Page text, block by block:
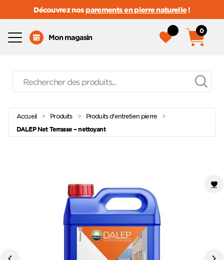
Découvrez nosparements en pierre naturelle!
Mon magasin
0
contenu
Menu
Accueil > Produits > Produits d'entretien pierre
>
DALEP Net Terrasse – nettoyant
à mes